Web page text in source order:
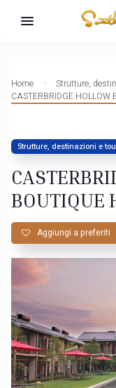
Home
Strutture,
CASTERBRIDGE HOLLOW
Strutture, destinazioni e
BOUTIQUE
Aggiungi a preferiti